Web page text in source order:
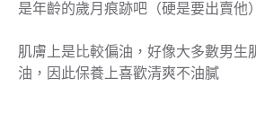
是年齡的歲月痕跡吧（硬是要出賣他）
肌膚上是比較偏油，好像大多數男生
油，因此保養上喜歡清爽不油膩